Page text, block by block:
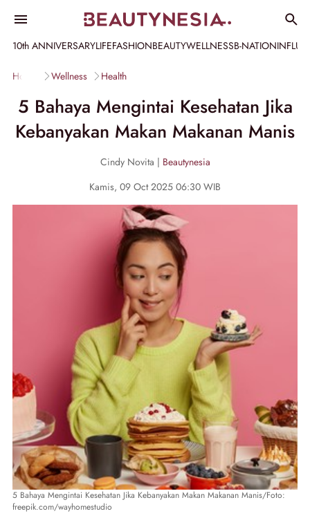
10th ANNIVERSARYLIFEFASHIONBEAUTYWELLNESSB-NATION
Home Wellness Health
5 Bahaya Mengintai Kesehatan Jika
Kebanyakan Makan Makanan Manis
Cindy Novita | Beautynesia
Kamis, 09 Oct 2025 06:30 WIB
5 Bahaya Mengintai Kesehatan Jika Kebanyakan Makan Makanan Manis/Foto:
freepik.com/wayhomestudio